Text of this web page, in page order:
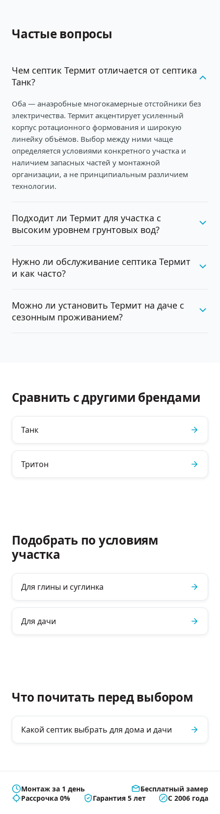
Частые вопросы
Чем септик Термит отличается от септика
Танк?
Оба — анаэробные многокамерные отстойники без
электричества. Термит акцентирует усиленный
корпус ротационного формования и широкую
линейку объёмов. Выбор между ними чаще
определяется условиями конкретного участка и
наличием запасных частей у монтажной
организации, а не принципиальным различием
технологии.
Подходит ли Термит для участка с
высоким уровнем грунтовых вод?
Нужно ли обслуживание септика Термит
и как часто?
Можно ли установить Термит на даче с
сезонным проживанием?
Сравнить с другими брендами
Танк
Тритон
Подобрать по условиям
участка
Для глины и суглинка
Для дачи
Что почитать перед выбором
Какой септик выбрать для дома и дачи
Монтаж за 1 день
Бесплатный замер
Рассрочка 0%
Гарантия 5 лет С 2006 года